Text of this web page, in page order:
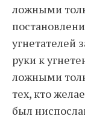
ложными
угнетателей
руки к
ложными
тех, кто
был